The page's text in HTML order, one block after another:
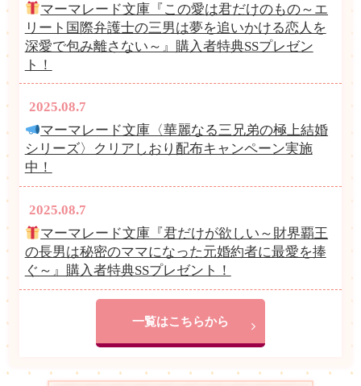
マーマレード文庫『この愛は君だけのもの～エ
リート国際弁護士の三男は夢を追いかける恋人を
深愛で包み離さない～』購入者特典SSプレゼン
ト！
2025.08.7
マーマレード文庫〈華麗なる三兄弟の極上結婚
シリーズ〉クリアしおり配布キャンペーン実施
中！
2025.08.7
マーマレード文庫『君だけが欲しい～財界覇王
の長男は秘密のママになった元婚約者に最愛を捧
ぐ～』購入者特典SSプレゼント！
一覧はこちらから